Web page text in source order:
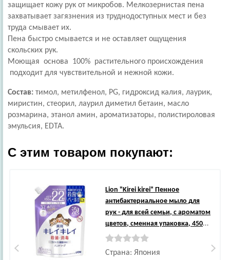
защищает кожу рук от микробов. Мелкозернистая пена
захватывает загязнения из труднодоступных мест и без
труда смывает их.
Пена быстро смывается и не оставляет ощущения
скольских рук.
Моющая основа 100% растительного происхождения
подходит для чувствительной и нежной кожи.
Состав: тимол, метилфенол, PG, гидроксид калия, лаурик,
миристин, стеорил, лаурил диметил бетаин, масло
розмарина, этанол амин, ароматизаторы, полистироловая
эмульсия, EDTA.
С этим товаром покупают:
Lion "Kirei kirei" Пенное
антибактериальное мыло для
рук - для всей семьи, с ароматом
цветов, сменная упаковка, 450
мл.
Страна: Япония